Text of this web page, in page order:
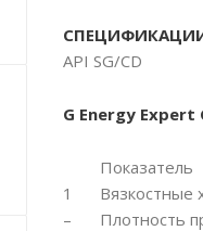
API SG/CD
G Energy Expert
Показатель
1
Вязкостные
–
Плотность